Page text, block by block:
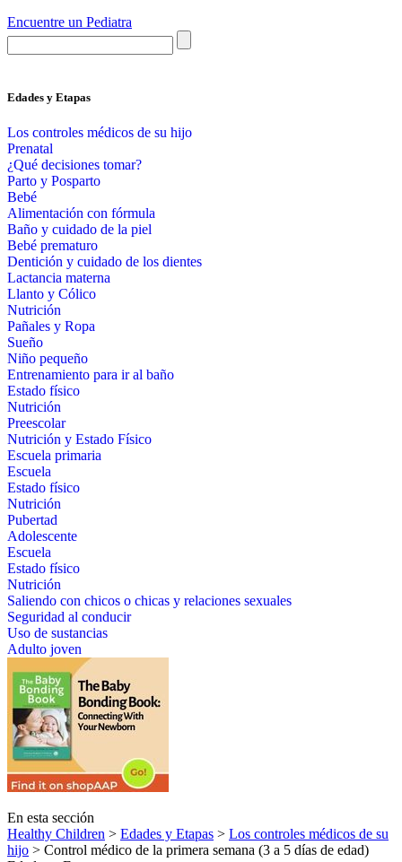
Encuentre un Pediatra
Edades y Etapas
Los controles médicos de su hijo
Prenatal
¿Qué decisiones tomar?
Parto y Posparto
Bebé
Alimentación con fórmula
Baño y cuidado de la piel
Bebé prematuro
Dentición y cuidado de los dientes
Lactancia materna
Llanto y Cólico
Nutrición
Pañales y Ropa
Sueño
Niño pequeño
Entrenamiento para ir al baño
Estado físico
Nutrición
Preescolar
Nutrición y Estado Físico
Escuela primaria
Escuela
Estado físico
Nutrición
Pubertad
Adolescente
Escuela
Estado físico
Nutrición
Saliendo con chicos o chicas y relaciones sexuales
Seguridad al conducir
Uso de sustancias
Adulto joven
En esta sección
Healthy Children > Edades y Etapas > Los controles médicos de su
hijo > Control médico de la primera semana (3 a 5 días de edad)